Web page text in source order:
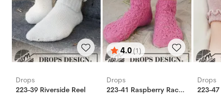
Drops
223-39 Riverside Reel
Betyg:
4.0(1)
utav 5 stjärnor
Drops
223-41 Raspberry Racers
Drops
223-